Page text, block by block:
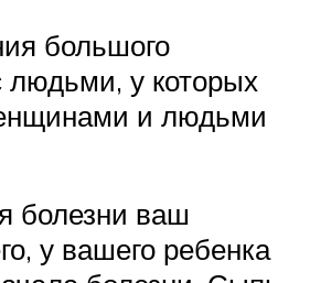
большого
людьми, у которых
и людьми
болезни ваш
у вашего ребенка